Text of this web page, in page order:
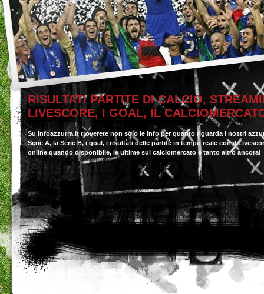
RISULTATI PARTITE DI CALCIO,
LIVESCORE, I GOAL, IL
Su infoazzurra.it troverete non solo le info per quanto riguarda i nostri
Serie A, la Serie B, i goal, i risultati delle partite in tempo reale con il
online quando disponibile, le ultime sul calciomercato e tanto altro ancora!